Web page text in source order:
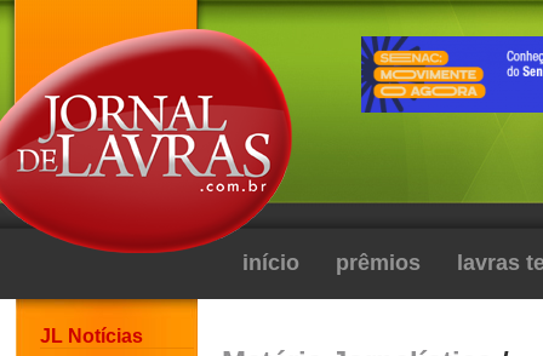
início prêmios lavras
JL Notícias